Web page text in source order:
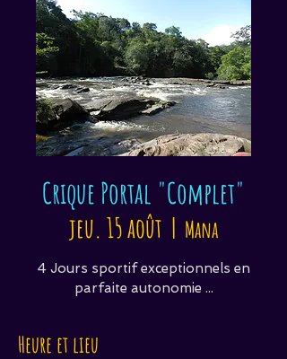
Crique Portal "Complet"
jeu. 15 août
  |
Mana
4 Jours sportif exceptionnels en
parfaite autonomie ...
Heure et lieu